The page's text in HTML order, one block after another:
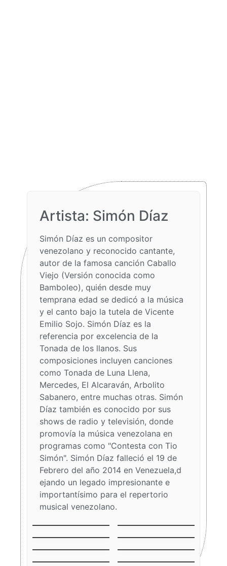
Artista: Simón Díaz​
Simón Díaz es un compositor
venezolano y reconocido cantante,
autor de la famosa canción Caballo
Viejo (Versión conocida como
Bamboleo), quién desde muy
temprana edad se dedicó a la música
y el canto bajo la tutela de Vicente
Emilio Sojo. Simón Díaz es la
referencia por excelencia de la
Tonada de los llanos. Sus
composiciones incluyen canciones
como Tonada de Luna Llena,
Mercedes, El Alcaraván, Arbolito
Sabanero, entre muchas otras. Simón
Díaz también es conocido por sus
shows de radio y televisión, donde
promovía la música venezolana en
programas como "Contesta con Tio
Simón". Simón Díaz falleció el 19 de
Febrero del año 2014 en Venezuela,d
ejando un legado impresionante e
importantísimo para el repertorio
musical venezolano.
(El Becerrito)
Burrito Sabanero
El Niño del Ávila
Falconiano
Llanero
Venezuela
Mercedes